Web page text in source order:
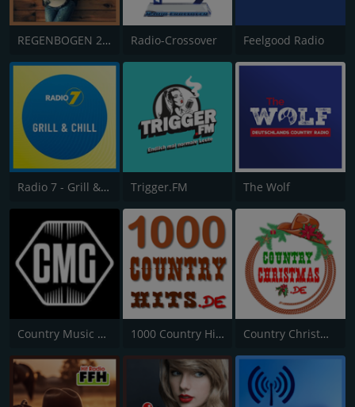
REGENBOGEN 2 – COUNTRY Radio-Crossover Feelgood Radio
Radio 7 - Grill & Chill Trigger.FM The Wolf
Country Music Germany 1000 Country Hits Country Christmas